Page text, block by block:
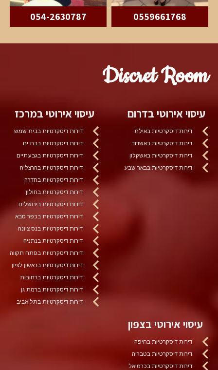
0559661768
054-2630787
Discret Room
עיסוי אירוטי בדרום
דירות דיסקרטיות באילת
דירות דיסקרטיות באשדוד
דירות דיסקרטיות באשקלון
דירות דיסקרטיות בבאר שבע
עיסוי אירוטי במרכז
דירות דיסקרטיות בבית שמש
דירות דיסקרטיות בבת ים
דירות דיסקרטיות בגבעתיים
דירות דיסקרטיות בהרצליה
דירות דיסקרטיות בחדרה
דירות דיסקרטיות בחולון
דירות דיסקרטיות בירושלים
דירות דיסקרטיות בכפר סבא
דירות דיסקרטיות בנס ציונה
דירות דיסקרטיות בנתניה
דירות דיסקרטיות בפתח תקווה
דירות דיסקרטיות בראשון לציון
דירות דיסקרטיות ברחובות
דירות דיסקרטיות ברמת גן
דירות דיסקרטיות בתל אביב
עיסוי אירוטי בצפון
דירות דיסקרטיות בחיפה
דירות דיסקרטיות בטבריה
דירות דיסקרטיות בכרמיאל